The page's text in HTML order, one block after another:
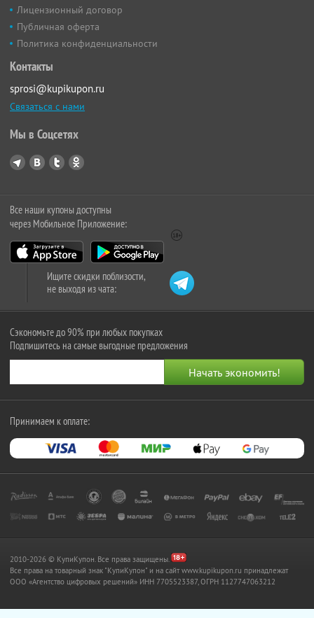
Лицензионный договор
Публичная оферта
Политика конфиденциальности
Контакты
sprosi@kupikupon.ru
Связаться с нами
Мы в Соцсетях
Все наши купоны доступны
через Мобильное Приложение:
Ищите скидки поблизости,
не выходя из чата:
Сэкономьте до 90% при любых покупках
Подпишитесь на самые выгодные предложения
Принимаем к оплате:
2010-2026 © КупиКупон. Все права защищены.
Все права на товарный знак "КупиКупон" и на сайт www.kupikupon.ru принадлежат
OOO «Агентство цифровых решений» ИНН 7705523387, ОГРН 1127747063212